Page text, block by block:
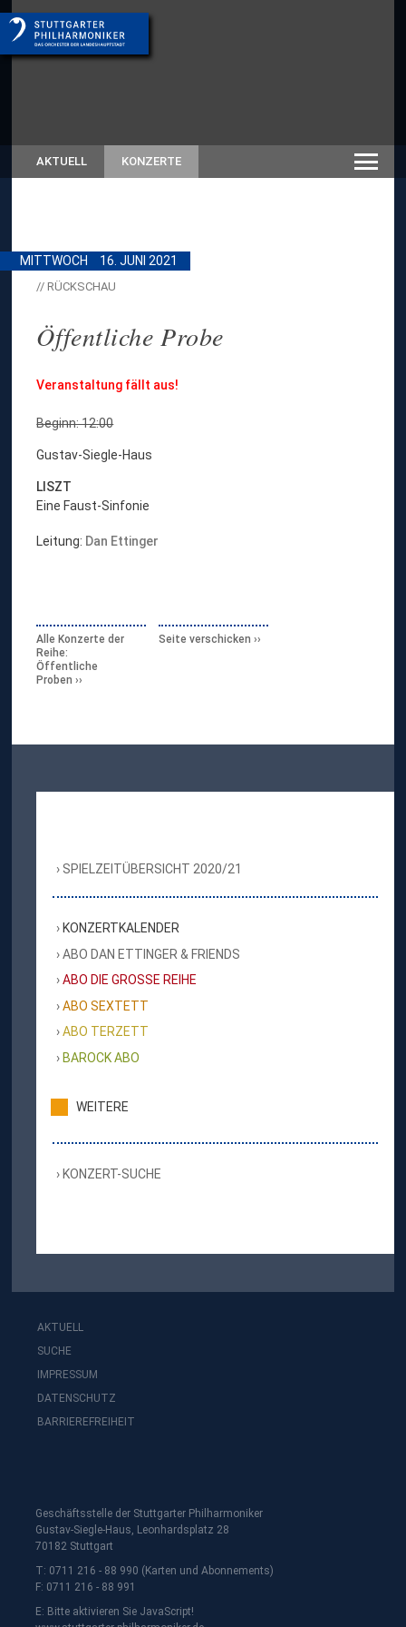
AKTUELL KONZERTE
MITTWOCH 16. JUNI 2021
// RÜCKSCHAU
Öffentliche Probe
Veranstaltung fällt aus!
Beginn: 12:00
Gustav-Siegle-Haus
LISZT
Eine Faust-Sinfonie
Leitung: Dan Ettinger
Alle Konzerte der
Reihe:
Öffentliche
Proben
Seite verschicken
SPIELZEITÜBERSICHT 2020/21
KONZERTKALENDER
ABO DAN ETTINGER & FRIENDS
ABO DIE GROSSE REIHE
ABO SEXTETT
ABO TERZETT
BAROCK ABO
WEITERE
KONZERT-SUCHE
AKTUELL
SUCHE
IMPRESSUM
DATENSCHUTZ
BARRIEREFREIHEIT
Geschäftsstelle der Stuttgarter Philharmoniker
Gustav-Siegle-Haus, Leonhardsplatz 28
70182 Stuttgart
T: 0711 216 - 88 990 (Karten und Abonnements)
F: 0711 216 - 88 991
E: Bitte aktivieren Sie JavaScript!